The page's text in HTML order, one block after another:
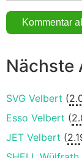
Nächste
SVG Velbert (
Esso Velbert (
JET Velbert (